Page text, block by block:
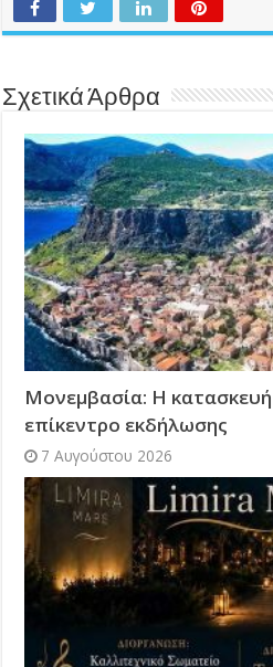
Σχετικά Άρθρα
Μονεμβασία: Η
επίκεντρο εκδήλωσης
7 Αυγούστου 2026